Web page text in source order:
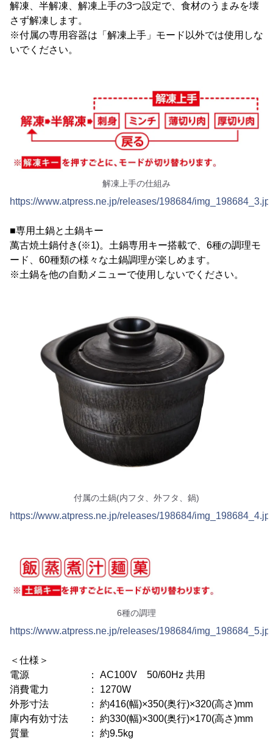
解凍、半解凍、解凍上手の3つ設定で、食材のうまみを壊
さず解凍します。
※付属の専用容器は「解凍上手」モード以外では使用しな
いでください。
解凍上手の仕組み
https://www.atpress.ne.jp/releases/198684/
■専用土鍋と土鍋キー
萬古焼土鍋付き(※1)。土鍋専用キー搭載で、6種の調理モ
ード、60種類の様々な土鍋調理が楽しめます。
※土鍋を他の自動メニューで使用しないでください。
付属の土鍋(内フタ、外フタ、鍋)
https://www.atpress.ne.jp/releases/198684/
6種の調理
https://www.atpress.ne.jp/releases/198684/
＜仕様＞
電源 ： AC100V 50/60Hz 共用
消費電力 ： 1270W
外形寸法 ： 約416(幅)×350(奥行)×320(高さ)mm
庫内有効寸法 ： 約330(幅)×300(奥行)×170(高さ)mm
質量 ： 約9.5kg